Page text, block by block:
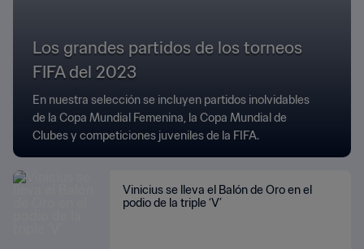
Los grandes partidos de los torneos
FIFA del 2023
En nuestra selección se incluyen partidos inolvidables
de la Copa Mundial Femenina, la Copa Mundial de
Clubes y competiciones juveniles de la FIFA.
Vinicius se lleva el Balón de Oro en el
podio de la triple ‘V’